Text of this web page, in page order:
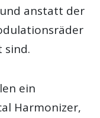
anstatt der
sind.
ein
Harmonizer,